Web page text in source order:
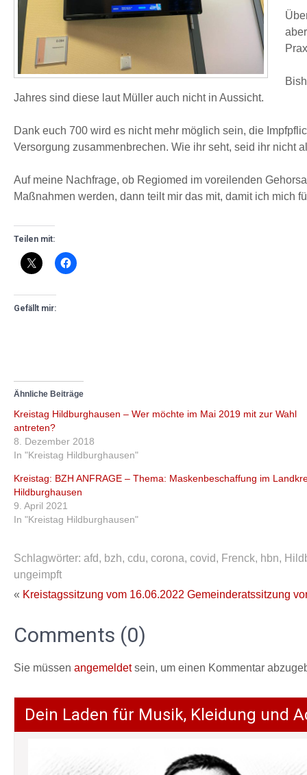
Jahres sind diese laut Müller auch nicht in Aussicht.
Dank euch 700 wird es nicht mehr möglich sein, die
Versorgung zusammenbrechen. Wie ihr seht, seid ihr nicht
Auf meine Nachfrage, ob Regiomed im voreilenden
Maßnahmen werden, dann teilt mir das mit, damit ich mich
Teilen mit:
Gefällt mir:
Ähnliche Beiträge
Kreistag Hildburghausen – Wer möchte im Mai 2019 mit zur Wahl
antreten?
8. Dezember 2018
In "Kreistag Hildburghausen"
Kreistag: BZH ANFRAGE – Thema: Maskenbeschaffung im
Hildburghausen
9. April 2021
In "Kreistag Hildburghausen"
Schlagwörter: afd, bzh, cdu, corona, covid, Frenck, hbn,
ungeimpft
« Kreistagssitzung vom 16.06.2022 Gemeinderatssitzung
Comments (0)
Sie müssen angemeldetsein, um einen Kommentar
Dein Laden für Musik, Kleidung und